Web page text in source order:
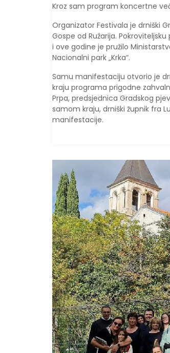
Kroz sam program koncertne
Organizator Festivala je drniški
Gospe od Ružarija.
i ove godine je pružilo
Nacionalni park „Krka“.
Samu manifestaciju otvorio je
kraju programa prigodne
Prpa, predsjednica Gradskog
samom kraju, drniški župnik fra
manifestacije.